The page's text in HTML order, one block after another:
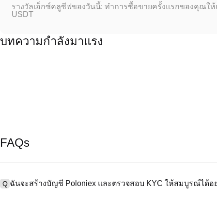
รางวัลเอ็กซ์คลูซีฟของวันนี้: ทำการซื้อขายครั้งแรกของคุณใ
USDT
บทความกำลังมาแรง
FAQs
Q ฉันจะสร้างบัญชี Poloniex และตรวจสอบ KYC ให้สมบูรณ์ได้อ